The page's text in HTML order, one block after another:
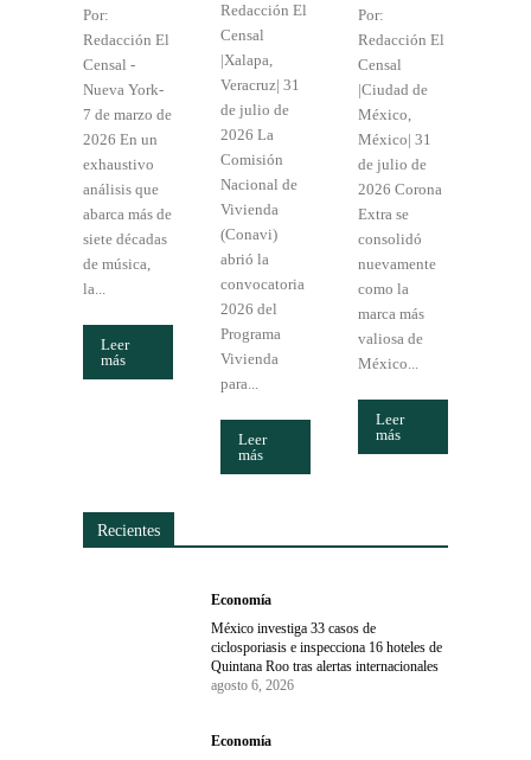
Por:
Redacción El
Censal -
Nueva York-
7 de marzo de
2026 En un
exhaustivo
análisis que
abarca más de
siete décadas
de música,
la...
Leer
más
Redacción El
Censal
|Xalapa,
Veracruz| 31
de julio de
2026 La
Comisión
Nacional de
Vivienda
(Conavi)
abrió la
convocatoria
2026 del
Programa
Vivienda
para...
Leer
más
Por:
Redacción El
Censal
|Ciudad de
México,
México| 31
de julio de
2026 Corona
Extra se
consolidó
nuevamente
como la
marca más
valiosa de
México...
Leer
más
Recientes
Economía
México investiga 33 casos de
ciclosporiasis e inspecciona 16 hoteles de
Quintana Roo tras alertas internacionales
agosto 6, 2026
Economía